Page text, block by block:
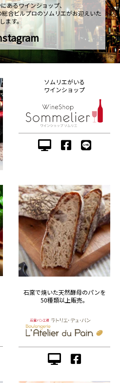
あるワインショップ、
合ビルプロのソムリエがお迎えいた
します。
ソムリエがいる
ワインショップ
石窯で焼いた天然酵母のパンを
50種類以上販売。